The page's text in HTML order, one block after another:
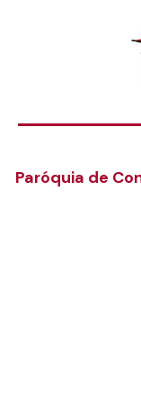
Paróquia de